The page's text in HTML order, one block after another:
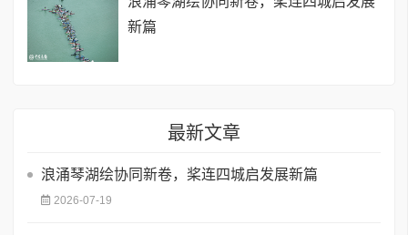
新篇
最新文章
浪涌琴湖绘协同新卷，桨连四城启发展新篇
2026-07-19